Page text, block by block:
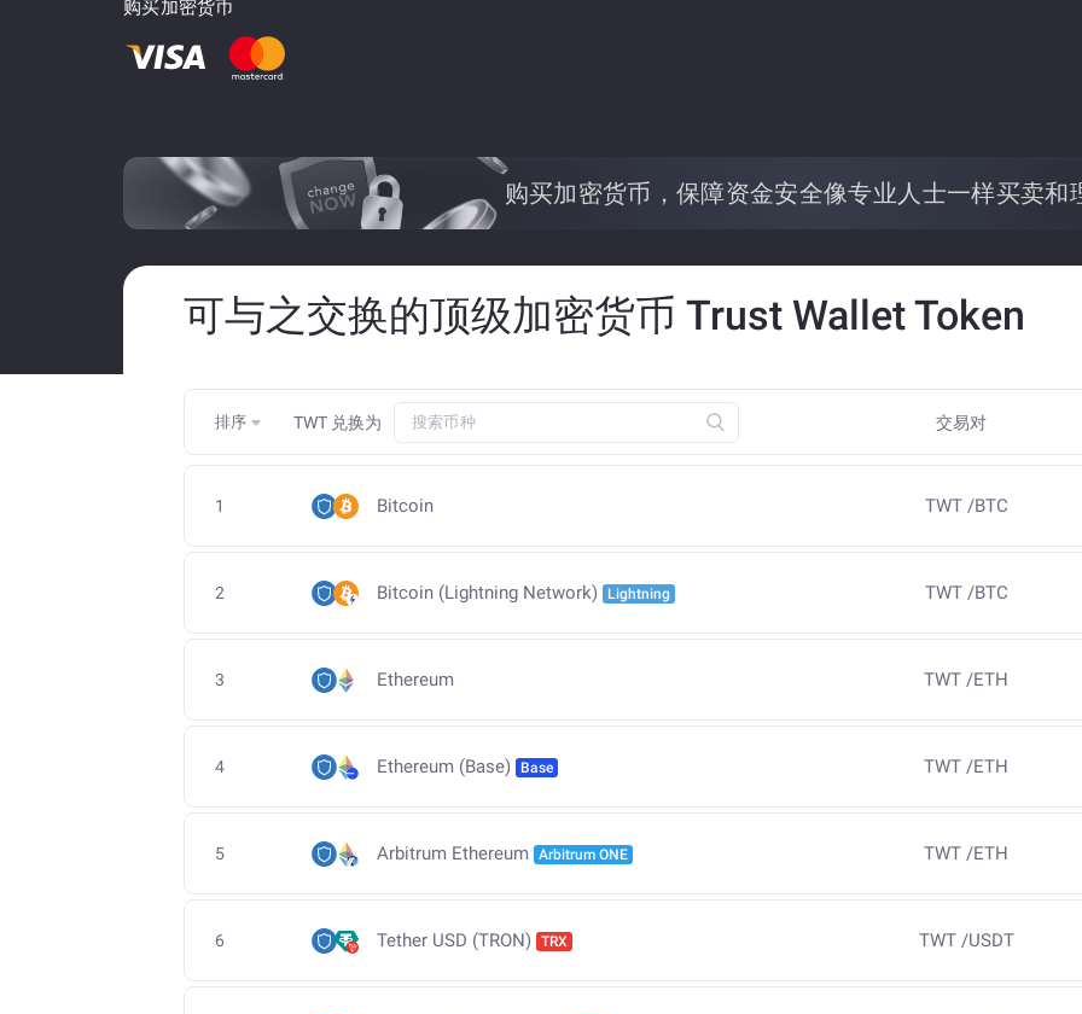
购买加密货币
购买加密货币，保障资金安全像专业人士一样买卖和
可与之交换的顶级加密货币 Trust Wallet Token
排序 TWT 兑换为 交易对
1 Bitcoin TWT /BTC
2 Bitcoin (Lightning Network) Lightning TWT /BTC
3 Ethereum TWT /ETH
4 Ethereum (Base) Base TWT /ETH
5 Arbitrum Ethereum Arbitrum ONE TWT /ETH
6 Tether USD (TRON) TRX TWT /USDT